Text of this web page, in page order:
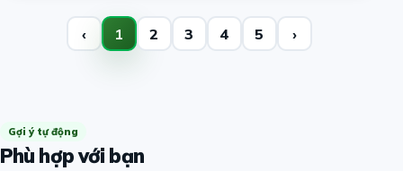
‹ 1 2 3 4 5 ›
Gợi ý tự động
Phù hợp với bạn